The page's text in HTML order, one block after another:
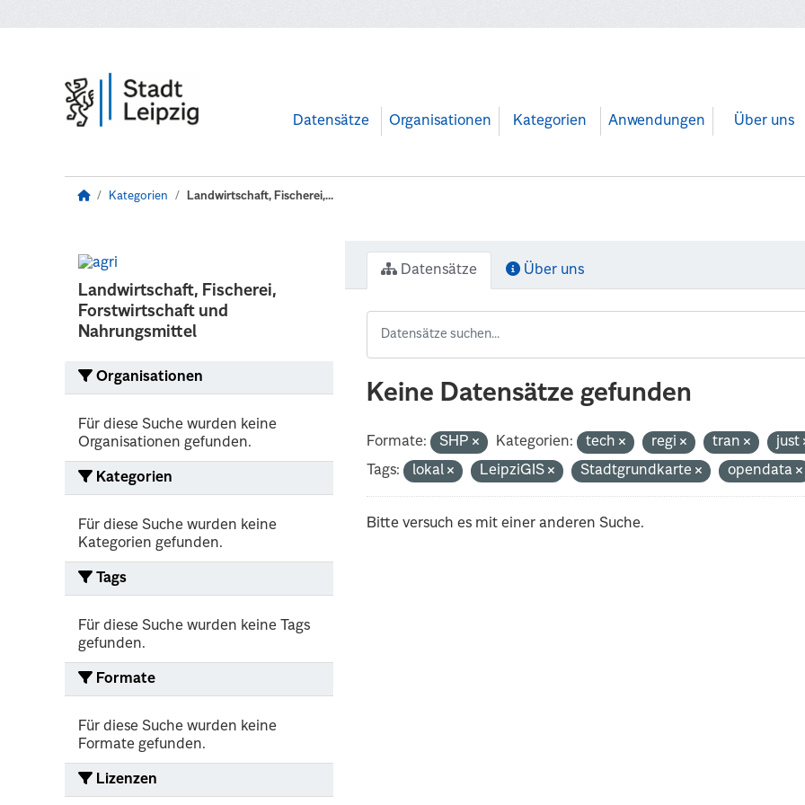
Datensätze Organisationen Kategorien Anwendungen Über uns
Kategorien Landwirtschaft, Fischerei,...
Landwirtschaft, Fischerei,
Forstwirtschaft und
Nahrungsmittel
Organisationen
Für diese Suche wurden keine
Organisationen gefunden.
Kategorien
Für diese Suche wurden keine
Kategorien gefunden.
Tags
Für diese Suche wurden keine Tags
gefunden.
Formate
Für diese Suche wurden keine
Formate gefunden.
Lizenzen
Datensätze Über uns
Keine Datensätze gefunden
Formate: SHP Kategorien: tech regi tran
just
Tags:
lokal LeipziGIS Stadtgrundkarte opendata
Bitte versuch es mit einer anderen Suche.